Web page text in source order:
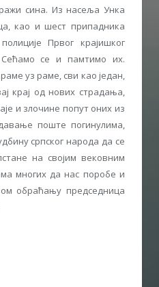
сина. Из насеља Унка
као и шест припадника
Првог крајишког
Сећамо се и памтимо их.
уз раме, сви као један,
крај од нових страдања,
и злочине попут оних из
поште погинулима,
српског народа да се
на својим вековним
многих да нас поробе и
обраћању председница